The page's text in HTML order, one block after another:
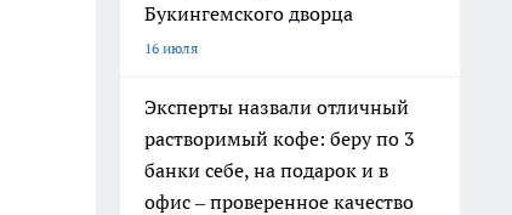
Букингемского дворца
16 июля
Эксперты назвали отличный
растворимый кофе: беру по 3
банки себе, на подарок и в
офис – проверенное качество